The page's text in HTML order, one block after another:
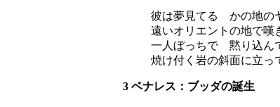
彼は夢見てる かの地の
遠いオリエントの地で嘆
一人ぼっちで 黙り込ん
焼け付く岩の斜面に立っ
3 ベナレス：ブッダの誕生